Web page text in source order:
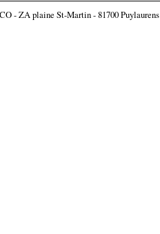
- ZA plaine St-Martin - 81700 Puylaurens